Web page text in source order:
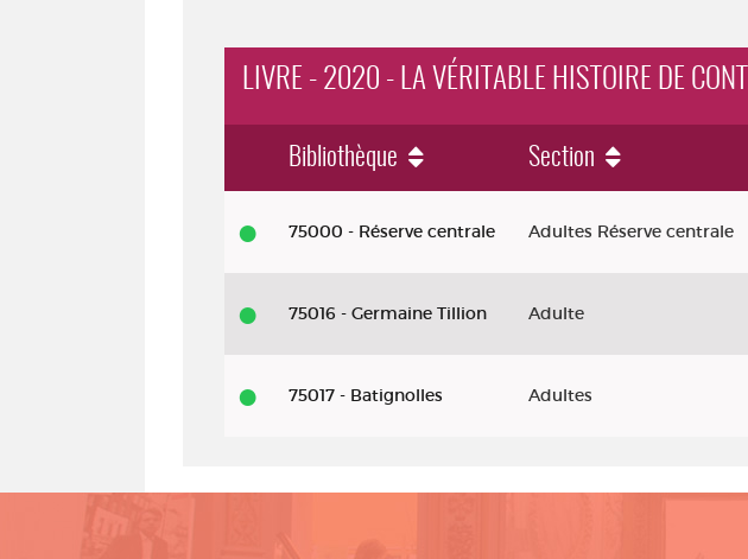
LIVRE - 2020 - LA VÉRITABLE HISTOIRE DE
Bibliothèque Section
75000 - Réserve centrale Adultes Réserve centrale
75016 - Germaine Tillion Adulte
75017 - Batignolles Adultes